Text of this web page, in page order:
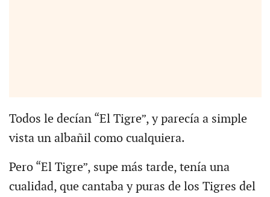
Todos le decían “El Tigre”, y parecía a simple
vista un albañil como cualquiera.
Pero “El Tigre”, supe más tarde, tenía una
cualidad, que cantaba y puras de los Tigres del